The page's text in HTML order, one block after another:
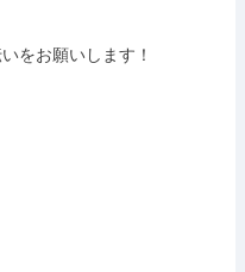
をお願いします！